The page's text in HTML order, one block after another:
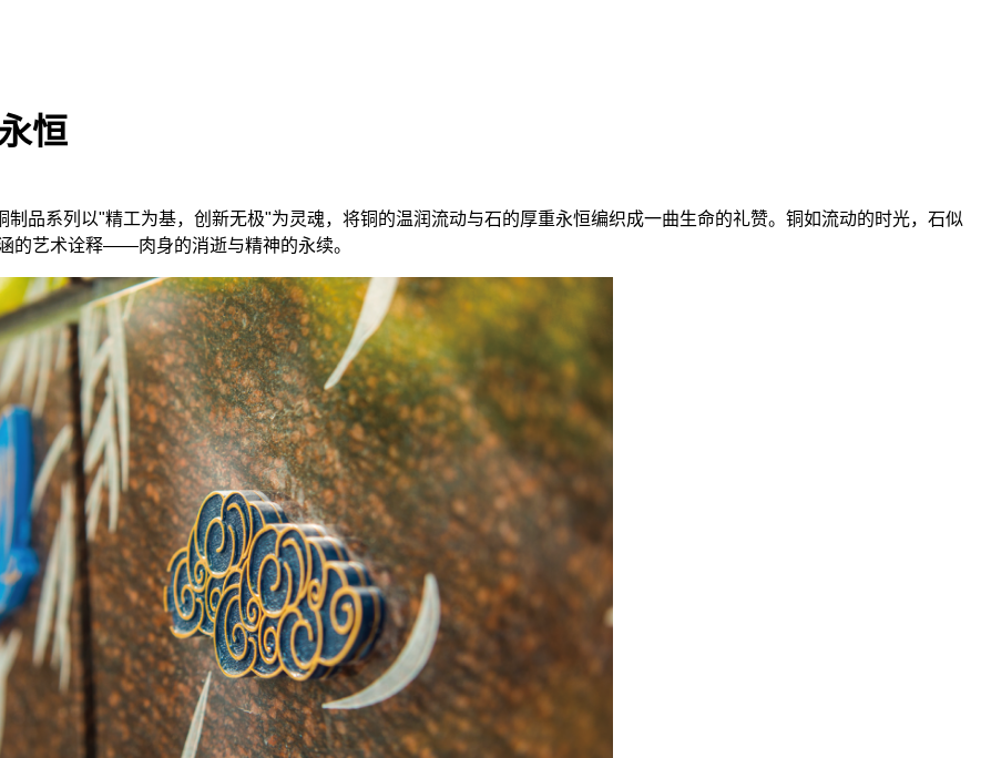
恒
系列以"精工为基，创新无极"为灵魂，将铜的温润流动与石的厚重永恒编织成一曲生命的礼赞。铜如流动的时光，石似
的艺术诠释——肉身的消逝与精神的永续。